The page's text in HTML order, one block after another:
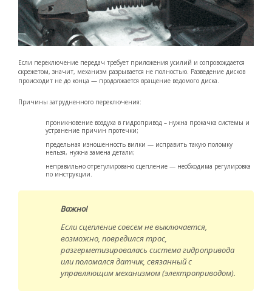
Если переключение передач требует приложения усилий и сопровождается
скрежетом, значит, механизм разрывается не полностью. Разведение дисков
происходит не до конца — продолжается вращение ведомого диска.
Причины затрудненного переключения:
проникновение воздуха в гидропривод – нужна прокачка системы и
устранение причин протечки;
предельная изношенность вилки — исправить такую поломку
нельзя, нужна замена детали;
неправильно отрегулировано сцепление — необходима регулировка
по инструкции.
Важно!
Если сцепление совсем не выключается,
возможно, повредился трос,
разгерметизировалась система гидропривода
или поломался датчик, связанный с
управляющим механизмом (электроприводом).